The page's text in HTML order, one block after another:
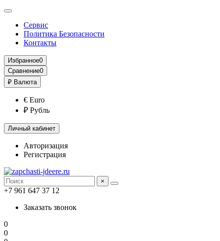
Сервис
Политика Безопасности
Контакты
Избранное0
Сравнение0
₽ Валюта
€ Euro
₽ Рубль
Личный кабинет
Авторизация
Регистрация
×
+7 961 647 37 12
Заказать звонок
0
0